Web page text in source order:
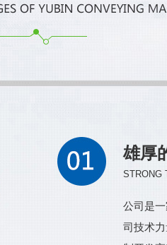
雄厚
STRONG
公司是
司技术